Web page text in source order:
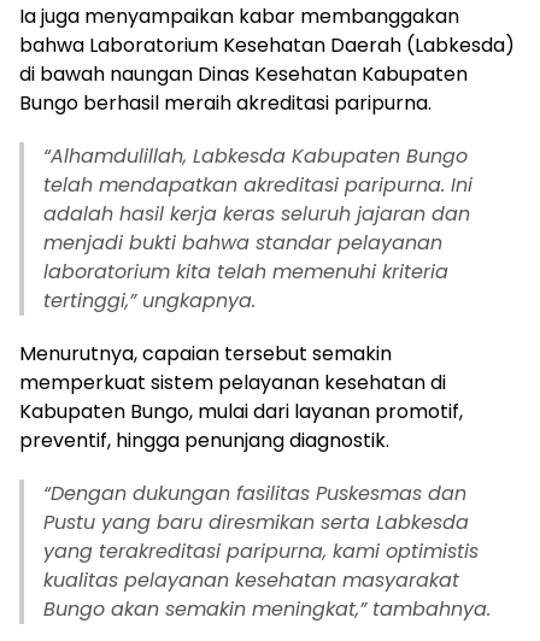
Ia juga menyampaikan kabar membanggakan
bahwa Laboratorium Kesehatan Daerah (Labkesda)
di bawah naungan Dinas Kesehatan Kabupaten
Bungo berhasil meraih akreditasi paripurna.
“Alhamdulillah, Labkesda Kabupaten Bungo
telah mendapatkan akreditasi paripurna. Ini
adalah hasil kerja keras seluruh jajaran dan
menjadi bukti bahwa standar pelayanan
laboratorium kita telah memenuhi kriteria
tertinggi,” ungkapnya.
Menurutnya, capaian tersebut semakin
memperkuat sistem pelayanan kesehatan di
Kabupaten Bungo, mulai dari layanan promotif,
preventif, hingga penunjang diagnostik.
“Dengan dukungan fasilitas Puskesmas dan
Pustu yang baru diresmikan serta Labkesda
yang terakreditasi paripurna, kami optimistis
kualitas pelayanan kesehatan masyarakat
Bungo akan semakin meningkat,” tambahnya.